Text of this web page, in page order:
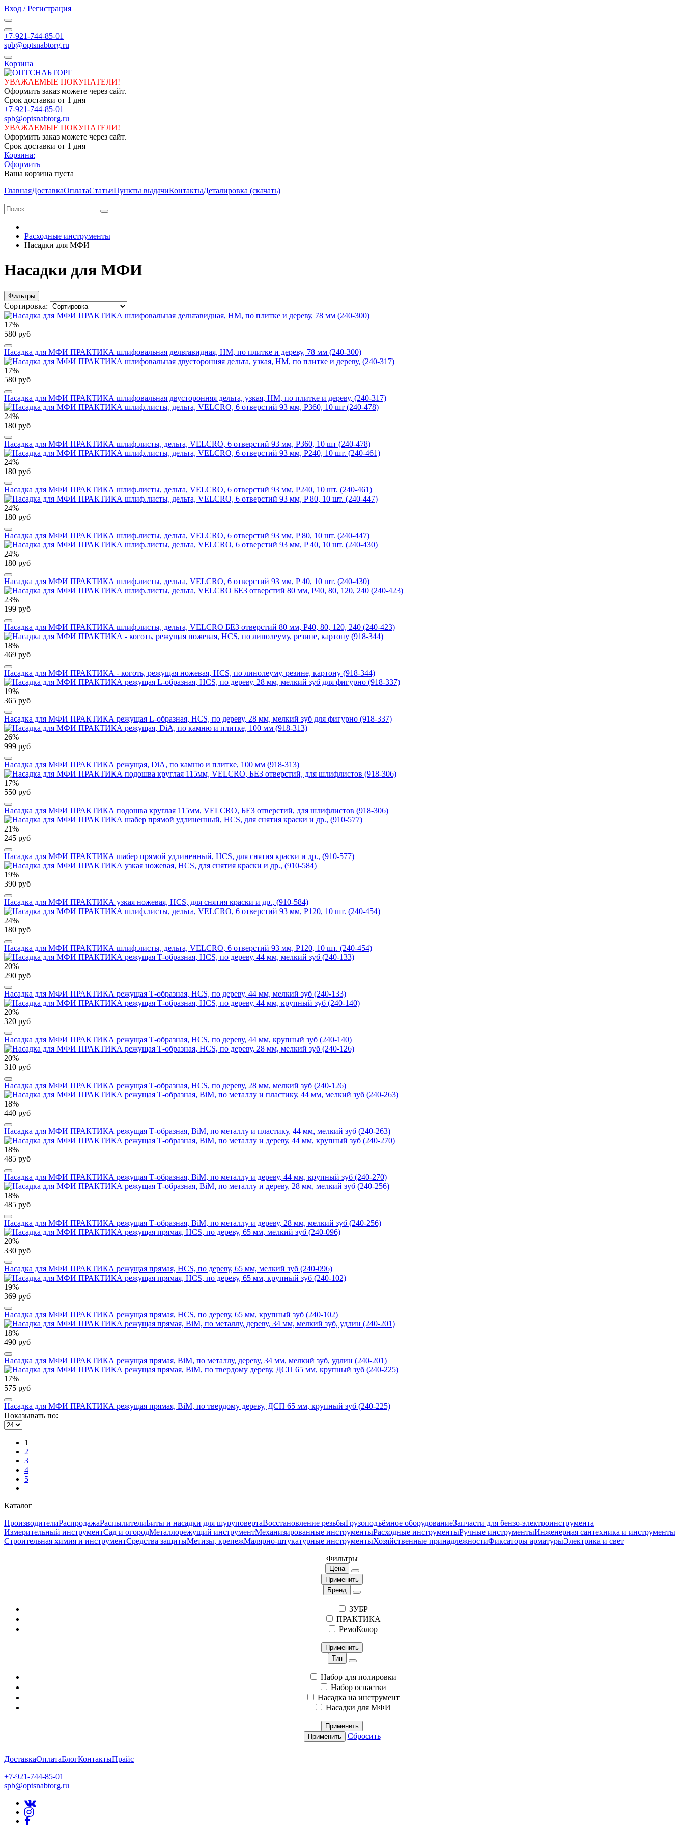
Вход / Регистрация
+7-921-744-85-01
spb@optsnabtorg.ru
Корзина
УВАЖАЕМЫЕ ПОКУПАТЕЛИ!
Оформить заказ можете через сайт.
Срок доставки от 1 дня
+7-921-744-85-01
spb@optsnabtorg.ru
УВАЖАЕМЫЕ ПОКУПАТЕЛИ!
Оформить заказ можете через сайт.
Срок доставки от 1 дня
Корзина:
Оформить
Ваша корзина пуста
ГлавнаяДоставкаОплатаСтатьиПункты выдачиКонтактыДеталировка (скачать)
Расходные инструменты
Насадки для МФИ
Насадки для МФИ
Фильтры
Сортировка:
17%
580 руб
Насадка для МФИ ПРАКТИКА шлифовальная дельтавидная, HM, по плитке и дереву, 78 мм (240-300)
17%
580 руб
Насадка для МФИ ПРАКТИКА шлифовальная двусторонняя дельта, узкая, HM, по плитке и дереву, (240-317)
24%
180 руб
Насадка для МФИ ПРАКТИКА шлиф.листы, дельта, VELCRO, 6 отверстий 93 мм, P360, 10 шт (240-478)
24%
180 руб
Насадка для МФИ ПРАКТИКА шлиф.листы, дельта, VELCRO, 6 отверстий 93 мм, P240, 10 шт. (240-461)
24%
180 руб
Насадка для МФИ ПРАКТИКА шлиф.листы, дельта, VELCRO, 6 отверстий 93 мм, P 80, 10 шт. (240-447)
24%
180 руб
Насадка для МФИ ПРАКТИКА шлиф.листы, дельта, VELCRO, 6 отверстий 93 мм, P 40, 10 шт. (240-430)
23%
199 руб
Насадка для МФИ ПРАКТИКА шлиф.листы, дельта, VELCRO БЕЗ отверстий 80 мм, P40, 80, 120, 240 (240-423)
18%
469 руб
Насадка для МФИ ПРАКТИКА - коготь, режущая ножевая, HCS, по линолеуму, резине, картону (918-344)
19%
365 руб
Насадка для МФИ ПРАКТИКА режущая L-образная, HCS, по дереву, 28 мм, мелкий зуб для фигурно (918-337)
26%
999 руб
Насадка для МФИ ПРАКТИКА режущая, DiA, по камню и плитке, 100 мм (918-313)
17%
550 руб
Насадка для МФИ ПРАКТИКА подошва круглая 115мм, VELCRO, БЕЗ отверстий, для шлифлистов (918-306)
21%
245 руб
Насадка для МФИ ПРАКТИКА шабер прямой удлиненный, HCS, для снятия краски и др., (910-577)
19%
390 руб
Насадка для МФИ ПРАКТИКА узкая ножевая, HCS, для снятия краски и др., (910-584)
24%
180 руб
Насадка для МФИ ПРАКТИКА шлиф.листы, дельта, VELCRO, 6 отверстий 93 мм, P120, 10 шт. (240-454)
20%
290 руб
Насадка для МФИ ПРАКТИКА режущая Т-образная, HCS, по дереву, 44 мм, мелкий зуб (240-133)
20%
320 руб
Насадка для МФИ ПРАКТИКА режущая Т-образная, HCS, по дереву, 44 мм, крупный зуб (240-140)
20%
310 руб
Насадка для МФИ ПРАКТИКА режущая Т-образная, HCS, по дереву, 28 мм, мелкий зуб (240-126)
18%
440 руб
Насадка для МФИ ПРАКТИКА режущая Т-образная, BiM, по металлу и пластику, 44 мм, мелкий зуб (240-263)
18%
485 руб
Насадка для МФИ ПРАКТИКА режущая Т-образная, BiM, по металлу и дереву, 44 мм, крупный зуб (240-270)
18%
485 руб
Насадка для МФИ ПРАКТИКА режущая Т-образная, BiM, по металлу и дереву, 28 мм, мелкий зуб (240-256)
20%
330 руб
Насадка для МФИ ПРАКТИКА режущая прямая, HCS, по дереву, 65 мм, мелкий зуб (240-096)
19%
369 руб
Насадка для МФИ ПРАКТИКА режущая прямая, HCS, по дереву, 65 мм, крупный зуб (240-102)
18%
490 руб
Насадка для МФИ ПРАКТИКА режущая прямая, BiM, по металлу, дереву, 34 мм, мелкий зуб, удлин (240-201)
17%
575 руб
Насадка для МФИ ПРАКТИКА режущая прямая, BiM, по твердому дереву, ДСП 65 мм, крупный зуб (240-225)
Показывать по:
1
2
3
4
5
Каталог
ПроизводителиРаспродажаРаспылителиБиты и насадки для шуруповертаВосстановление резьбыГрузоподъёмное оборудованиеЗапчасти для бензо-электроинструмента
Измерительный инструментСад и огородМеталлорежущий инструментМеханизированные инструментыРасходные инструментыРучные инструментыИнженерная сантехника и инструменты
Строительная химия и инструментСредства защитыМетизы, крепежМалярно-штукатурные инструментыХозяйственные принадлежностиФиксаторы арматурыЭлектрика и свет
Фильтры
Цена
Применить
Бренд
ЗУБР
ПРАКТИКА
РемоКолор
Применить
Тип
Набор для полировки
Набор оснастки
Насадка на инструмент
Насадки для МФИ
Применить
Применить
Сбросить
ДоставкаОплатаБлогКонтактыПрайс
+7-921-744-85-01
spb@optsnabtorg.ru